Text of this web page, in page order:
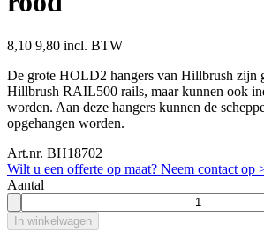
8,10 9,80 incl. BTW
De grote HOLD2 hangers van Hillbrush zijn
Hillbrush RAIL500 rails, maar kunnen ook
worden. Aan deze hangers kunnen de
opgehangen worden.
Art.nr. BH18702
Wilt u een offerte op maat? Neem contact op
Aantal
In winkelwagen